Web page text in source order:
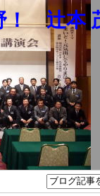
！ 辻本